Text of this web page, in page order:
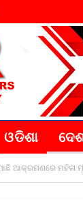
ଓଡିଶା
ଆକ୍ରମଣରେ ମହିଳା